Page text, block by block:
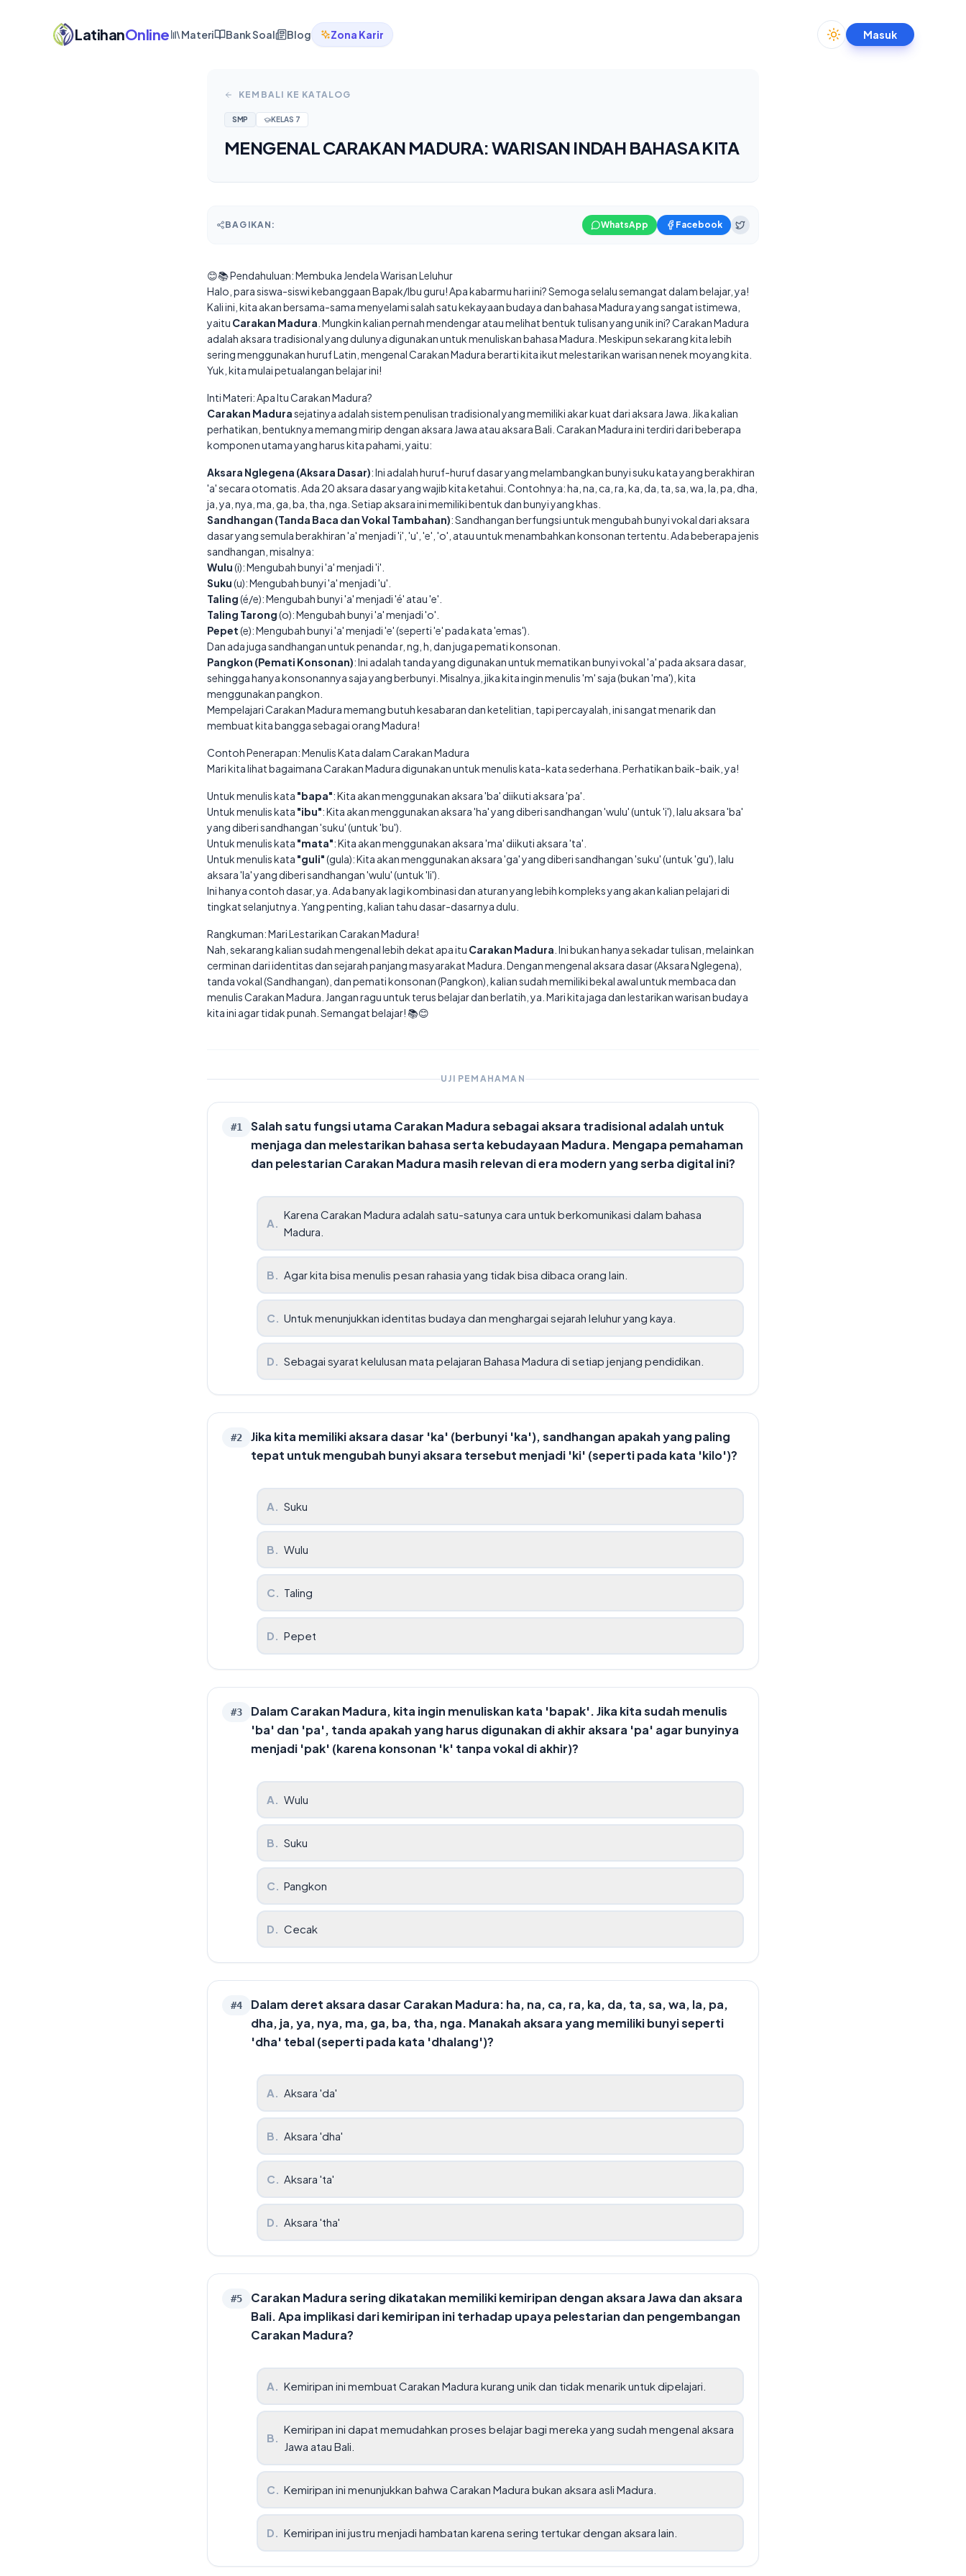
LatihanOnline Materi Bank Soal Blog Zona Karir Toggle theme
Masuk
KEMBALI KE KATALOG
SMP KELAS 7
MENGENAL CARAKAN MADURA: WARISAN INDAH BAHASA KITA
BAGIKAN: WhatsApp Facebook
😊📚 Pendahuluan: Membuka Jendela Warisan Leluhur
Halo, para siswa-siswi kebanggaan Bapak/Ibu guru! Apa kabarmu hari ini? Semoga selalu semangat dalam belajar, ya!
Kali ini, kita akan bersama-sama menyelami salah satu kekayaan budaya dan bahasa Madura yang sangat istimewa,
yaitu Carakan Madura . Mungkin kalian pernah mendengar atau melihat bentuk tulisan yang unik ini? Carakan Madura
adalah aksara tradisional yang dulunya digunakan untuk menuliskan bahasa Madura. Meskipun sekarang kita lebih
sering menggunakan huruf Latin, mengenal Carakan Madura berarti kita ikut melestarikan warisan nenek moyang kita.
Yuk, kita mulai petualangan belajar ini!
Inti Materi: Apa Itu Carakan Madura?
Carakan Madurasejatinya adalah sistem penulisan tradisional yang memiliki akar kuat dari aksara Jawa. Jika kalian
perhatikan, bentuknya memang mirip dengan aksara Jawa atau aksara Bali. Carakan Madura ini terdiri dari beberapa
komponen utama yang harus kita pahami, yaitu:
Aksara Nglegena (Aksara Dasar): Ini adalah huruf-huruf dasar yang melambangkan bunyi suku kata yang berakhiran
'a' secara otomatis. Ada 20 aksara dasar yang wajib kita ketahui. Contohnya: ha, na, ca, ra, ka, da, ta, sa, wa, la, pa, dha,
ja, ya, nya, ma, ga, ba, tha, nga. Setiap aksara ini memiliki bentuk dan bunyi yang khas.
Sandhangan (Tanda Baca dan Vokal Tambahan): Sandhangan berfungsi untuk mengubah bunyi vokal dari aksara
dasar yang semula berakhiran 'a' menjadi 'i', 'u', 'e', 'o', atau untuk menambahkan konsonan tertentu. Ada beberapa jenis
sandhangan, misalnya:
Wulu(i): Mengubah bunyi 'a' menjadi 'i'.
Suku(u): Mengubah bunyi 'a' menjadi 'u'.
Taling(é/e): Mengubah bunyi 'a' menjadi 'é' atau 'e'.
Taling Tarong(o): Mengubah bunyi 'a' menjadi 'o'.
Pepet(e): Mengubah bunyi 'a' menjadi 'e' (seperti 'e' pada kata 'emas').
Dan ada juga sandhangan untuk penanda r, ng, h, dan juga pemati konsonan.
Pangkon (Pemati Konsonan): Ini adalah tanda yang digunakan untuk mematikan bunyi vokal 'a' pada aksara dasar,
sehingga hanya konsonannya saja yang berbunyi. Misalnya, jika kita ingin menulis 'm' saja (bukan 'ma'), kita
menggunakan pangkon.
Mempelajari Carakan Madura memang butuh kesabaran dan ketelitian, tapi percayalah, ini sangat menarik dan
membuat kita bangga sebagai orang Madura!
Contoh Penerapan: Menulis Kata dalam Carakan Madura
Mari kita lihat bagaimana Carakan Madura digunakan untuk menulis kata-kata sederhana. Perhatikan baik-baik, ya!
Untuk menulis kata "bapa": Kita akan menggunakan aksara 'ba' diikuti aksara 'pa'.
Untuk menulis kata "ibu": Kita akan menggunakan aksara 'ha' yang diberi sandhangan 'wulu' (untuk 'i'), lalu aksara 'ba'
yang diberi sandhangan 'suku' (untuk 'bu').
Untuk menulis kata "mata": Kita akan menggunakan aksara 'ma' diikuti aksara 'ta'.
Untuk menulis kata "guli"(gula): Kita akan menggunakan aksara 'ga' yang diberi sandhangan 'suku' (untuk 'gu'), lalu
aksara 'la' yang diberi sandhangan 'wulu' (untuk 'li').
Ini hanya contoh dasar, ya. Ada banyak lagi kombinasi dan aturan yang lebih kompleks yang akan kalian pelajari di
tingkat selanjutnya. Yang penting, kalian tahu dasar-dasarnya dulu.
Rangkuman: Mari Lestarikan Carakan Madura!
Nah, sekarang kalian sudah mengenal lebih dekat apa itu Carakan Madura . Ini bukan hanya sekadar tulisan, melainkan
cerminan dari identitas dan sejarah panjang masyarakat Madura. Dengan mengenal aksara dasar (Aksara Nglegena),
tanda vokal (Sandhangan), dan pemati konsonan (Pangkon), kalian sudah memiliki bekal awal untuk membaca dan
menulis Carakan Madura. Jangan ragu untuk terus belajar dan berlatih, ya. Mari kita jaga dan lestarikan warisan budaya
kita ini agar tidak punah. Semangat belajar! 📚😊
UJI PEMAHAMAN
#1
Salah satu fungsi utama Carakan Madura sebagai aksara tradisional adalah untuk
menjaga dan melestarikan bahasa serta kebudayaan Madura. Mengapa pemahaman
dan pelestarian Carakan Madura masih relevan di era modern yang serba digital ini?
A.
Karena Carakan Madura adalah satu-satunya cara untuk berkomunikasi dalam bahasa
Madura.
B. Agar kita bisa menulis pesan rahasia yang tidak bisa dibaca orang lain.
C. Untuk menunjukkan identitas budaya dan menghargai sejarah leluhur yang kaya.
D. Sebagai syarat kelulusan mata pelajaran Bahasa Madura di setiap jenjang pendidikan.
#2
Jika kita memiliki aksara dasar 'ka' (berbunyi 'ka'), sandhangan apakah yang paling
tepat untuk mengubah bunyi aksara tersebut menjadi 'ki' (seperti pada kata 'kilo')?
A. Suku
B. Wulu
C. Taling
D. Pepet
#3
Dalam Carakan Madura, kita ingin menuliskan kata 'bapak'. Jika kita sudah menulis
'ba' dan 'pa', tanda apakah yang harus digunakan di akhir aksara 'pa' agar bunyinya
menjadi 'pak' (karena konsonan 'k' tanpa vokal di akhir)?
A. Wulu
B. Suku
C. Pangkon
D. Cecak
#4
Dalam deret aksara dasar Carakan Madura: ha, na, ca, ra, ka, da, ta, sa, wa, la, pa,
dha, ja, ya, nya, ma, ga, ba, tha, nga. Manakah aksara yang memiliki bunyi seperti
'dha' tebal (seperti pada kata 'dhalang')?
A. Aksara 'da'
B. Aksara 'dha'
C. Aksara 'ta'
D. Aksara 'tha'
#5
Carakan Madura sering dikatakan memiliki kemiripan dengan aksara Jawa dan aksara
Bali. Apa implikasi dari kemiripan ini terhadap upaya pelestarian dan pengembangan
Carakan Madura?
A. Kemiripan ini membuat Carakan Madura kurang unik dan tidak menarik untuk dipelajari.
B.
Kemiripan ini dapat memudahkan proses belajar bagi mereka yang sudah mengenal aksara
Jawa atau Bali.
C. Kemiripan ini menunjukkan bahwa Carakan Madura bukan aksara asli Madura.
D. Kemiripan ini justru menjadi hambatan karena sering tertukar dengan aksara lain.